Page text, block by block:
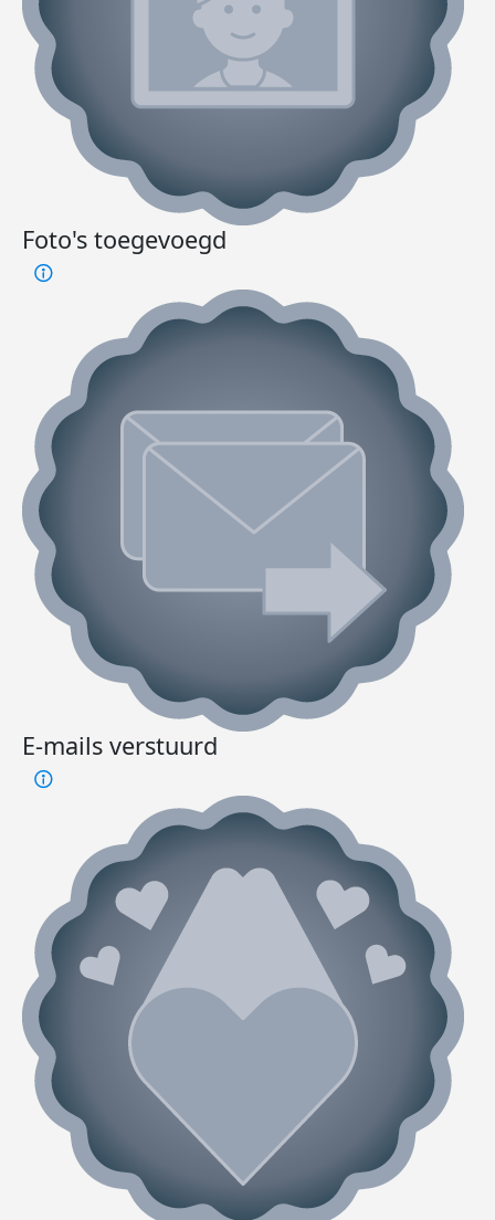
Foto's toegevoegd
E-mails verstuurd